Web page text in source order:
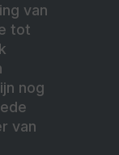
van
tot
nog
van